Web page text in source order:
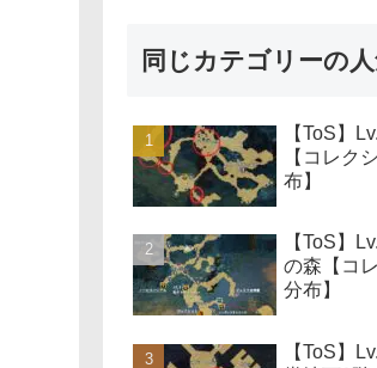
同じカテゴリーの
【ToS】
【コレク
布】
【ToS】
の森【コ
分布】
【ToS】